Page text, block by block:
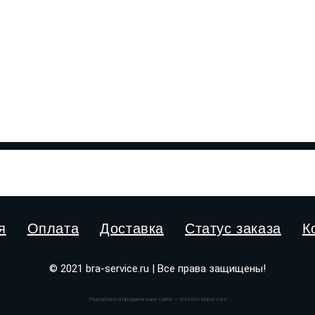
Оплата Доставка Статус заказа
© 2021 bra-service.ru | Все права защищены!
Разработка и продвижение сайта — Inet-developer.com